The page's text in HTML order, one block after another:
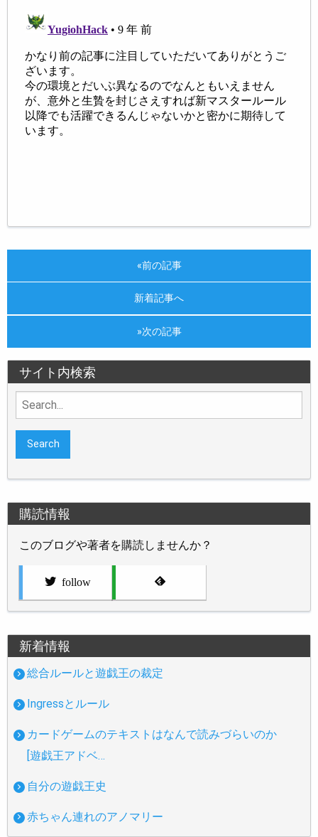
«前の記事
新着記事へ
»次の記事
サイト内検索
Search
for:
購読情報
このブログや著者を購読しませんか？
follow
新着情報
総合ルールと遊戯王の裁定
Ingressとルール
カードゲームのテキストはなんで読みづらいのか
[遊戯王アドベ…
自分の遊戯王史
赤ちゃん連れのアノマリー